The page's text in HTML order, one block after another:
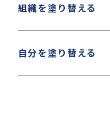
組織を塗り替える
自分を塗り替える